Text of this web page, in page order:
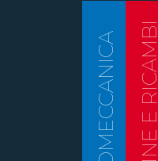
AUTOMECCANICATURBINE E RICAMBI